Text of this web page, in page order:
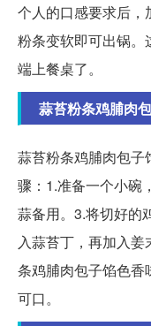
个人的口感要求后，
粉条变软即可出锅。
端上餐桌了。
蒜苔粉条鸡脯肉
蒜苔粉条鸡脯肉包
骤：1.准备一个小碗
蒜备用。3.将切好的
入蒜苔丁，再加入
条鸡脯肉包子馅色
可口。